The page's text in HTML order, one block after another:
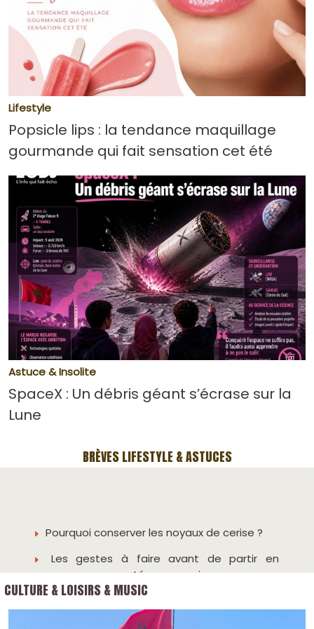
Lifestyle
Popsicle lips : la tendance maquillage
gourmande qui fait sensation cet été
Astuce & Insolite
SpaceX : Un débris géant s’écrase sur la
Lune
BRÈVES LIFESTYLE & ASTUCES
vacances pour protéger sa maison
Pourquoi il vaut mieux éviter l’adoucissant
sur les serviettes et certains textiles
McDonald’s imagine un Drive pour les clients
qui hésitent à commander
CULTURE & LOISIRS & MUSIC